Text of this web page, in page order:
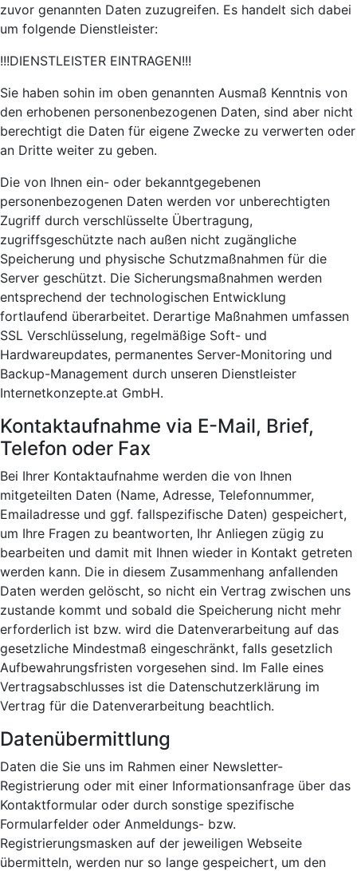
zuvor genannten Daten zuzugreifen. Es handelt sich dabei
um folgende Dienstleister:
!!!DIENSTLEISTER EINTRAGEN!!!
Sie haben sohin im oben genannten Ausmaß Kenntnis von
den erhobenen personenbezogenen Daten, sind aber nicht
berechtigt die Daten für eigene Zwecke zu verwerten oder
an Dritte weiter zu geben.
Die von Ihnen ein- oder bekanntgegebenen
personenbezogenen Daten werden vor unberechtigten
Zugriff durch verschlüsselte Übertragung,
zugriffsgeschützte nach außen nicht zugängliche
Speicherung und physische Schutzmaßnahmen für die
Server geschützt. Die Sicherungsmaßnahmen werden
entsprechend der technologischen Entwicklung
fortlaufend überarbeitet. Derartige Maßnahmen umfassen
SSL Verschlüsselung, regelmäßige Soft- und
Hardwareupdates, permanentes Server-Monitoring und
Backup-Management durch unseren Dienstleister
Internetkonzepte.at GmbH.
Kontaktaufnahme via E-Mail, Brief,
Telefon oder Fax
Bei Ihrer Kontaktaufnahme werden die von Ihnen
mitgeteilten Daten (Name, Adresse, Telefonnummer,
Emailadresse und ggf. fallspezifische Daten) gespeichert,
um Ihre Fragen zu beantworten, Ihr Anliegen zügig zu
bearbeiten und damit mit Ihnen wieder in Kontakt getreten
werden kann. Die in diesem Zusammenhang anfallenden
Daten werden gelöscht, so nicht ein Vertrag zwischen uns
zustande kommt und sobald die Speicherung nicht mehr
erforderlich ist bzw. wird die Datenverarbeitung auf das
gesetzliche Mindestmaß eingeschränkt, falls gesetzlich
Aufbewahrungsfristen vorgesehen sind. Im Falle eines
Vertragsabschlusses ist die Datenschutzerklärung im
Vertrag für die Datenverarbeitung beachtlich.
Datenübermittlung
Daten die Sie uns im Rahmen einer Newsletter-
Registrierung oder mit einer Informationsanfrage über das
Kontaktformular oder durch sonstige spezifische
Formularfelder oder Anmeldungs- bzw.
Registrierungsmasken auf der jeweiligen Webseite
übermitteln, werden nur so lange gespeichert, um den